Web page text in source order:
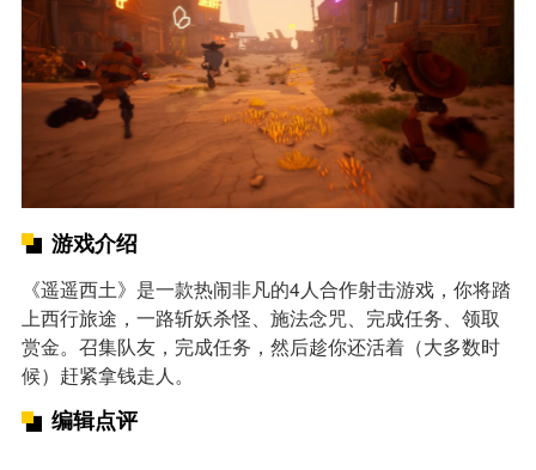
游戏介绍
《遥遥西土》是一款热闹非凡的4人合作射击游戏，你将踏
上西行旅途，一路斩妖杀怪、施法念咒、完成任务、领取
赏金。召集队友，完成任务，然后趁你还活着（大多数时
候）赶紧拿钱走人。
编辑点评